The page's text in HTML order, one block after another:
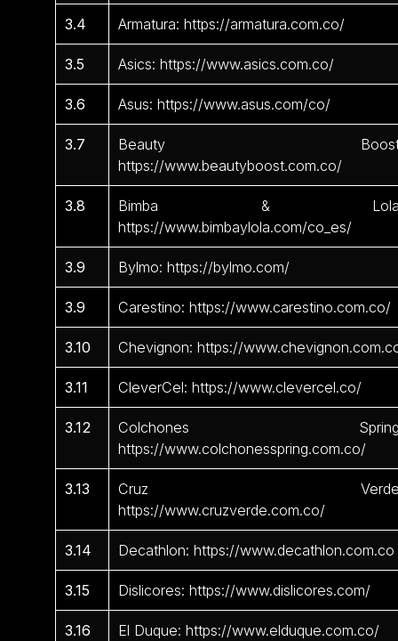
3.4 Armatura: https://armatura.com.co/
3.5 Asics: https://www.asics.com.co/
3.6 Asus: https://www.asus.com/co/
3.7
Beauty
https://www.beautyboost.com.co/
3.8
Bimba &
https://www.bimbaylola.com/co_es/
3.9 Bylmo: https://bylmo.com/
3.9 Carestino: https://www.carestino.com.co/
3.10 Chevignon: https://
3.11 CleverCel: https://www.clevercel.co/
3.12
Colchones
https://www.colchonesspring.com.co/
3.13
Cruz
https://www.cruzverde.com.co/
3.14 Decathlon: https://www.decathlon.com.co
3.15 Dislicores: https://www.dislicores.com/
3.16 El Duque: https://www.elduque.com.co/